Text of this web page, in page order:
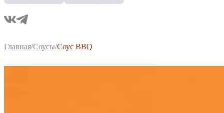
Главная/Соусы/Соус BBQ